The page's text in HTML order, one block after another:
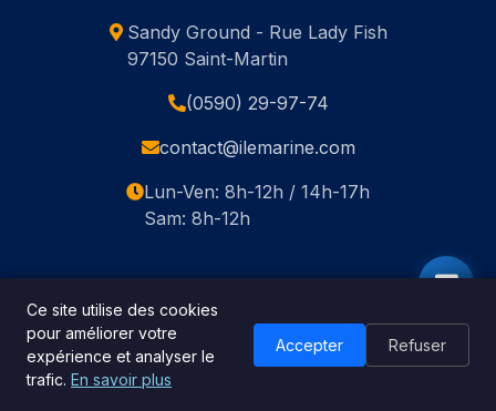
Sandy Ground - Rue Lady Fish
97150 Saint-Martin
(0590) 29-97-74
contact@ilemarine.com
Lun-Ven: 8h-12h / 14h-17h
Sam: 8h-12h
© 2020-2026 Île Marine. Tous droits réservés.
🇬🇧 English
Ce site utilise des cookies
pour améliorer votre
expérience et analyser le
trafic. En savoir plus
Accepter Refuser